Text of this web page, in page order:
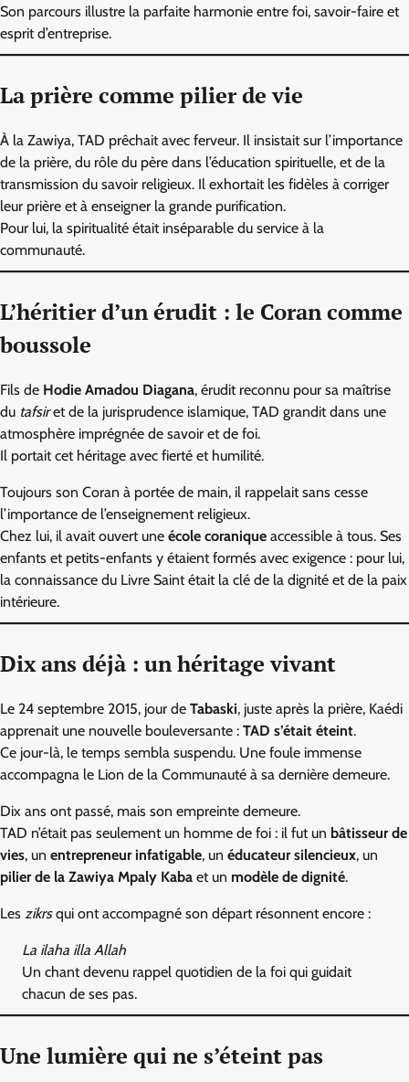
Son parcours illustre la parfaite harmonie entre foi, savoir-faire et
esprit d’entreprise.
La prière comme pilier de vie
À la Zawiya, TAD prêchait avec ferveur. Il insistait sur l’importance
de la prière, du rôle du père dans l’éducation spirituelle, et de la
transmission du savoir religieux. Il exhortait les fidèles à corriger
leur prière et à enseigner la grande purification.
Pour lui, la spiritualité était inséparable du service à la
communauté.
L’héritier d’un érudit : le Coran comme
boussole
Fils de Hodie Amadou Diagana, érudit reconnu pour sa maîtrise
du tafsiret de la jurisprudence islamique, TAD grandit dans une
atmosphère imprégnée de savoir et de foi.
Il portait cet héritage avec fierté et humilité.
Toujours son Coran à portée de main, il rappelait sans cesse
l’importance de l’enseignement religieux.
Chez lui, il avait ouvert une école coranique accessible à tous. Ses
enfants et petits-enfants y étaient formés avec exigence : pour lui,
la connaissance du Livre Saint était la clé de la dignité et de la paix
intérieure.
Dix ans déjà : un héritage vivant
Le 24 septembre 2015, jour de Tabaski, juste après la prière, Kaédi
apprenait une nouvelle bouleversante : TAD s’était éteint.
Ce jour-là, le temps sembla suspendu. Une foule immense
accompagna le Lion de la Communauté à sa dernière demeure.
Dix ans ont passé, mais son empreinte demeure.
TAD n’était pas seulement un homme de foi : il fut un bâtisseur de
vies, un entrepreneur infatigable, un éducateur silencieux, un
pilier de la Zawiya Mpaly Kaba et un modèle de dignité.
Les zikrsqui ont accompagné son départ résonnent encore :
La ilaha illa Allah
Un chant devenu rappel quotidien de la foi qui guidait
chacun de ses pas.
Une lumière qui ne s’éteint pas